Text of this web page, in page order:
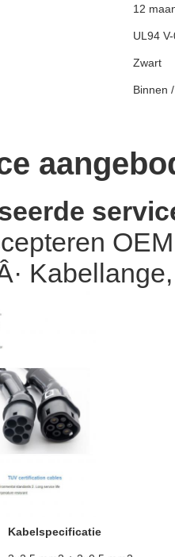
12
UL94
Zwart
Binnen
Kabelspecificatie